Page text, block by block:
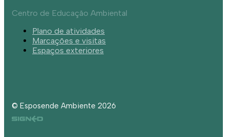
Centro de Educação Ambiental
Plano de atividades
Marcações e visitas
Espaços exteriores
© Esposende Ambiente 2026